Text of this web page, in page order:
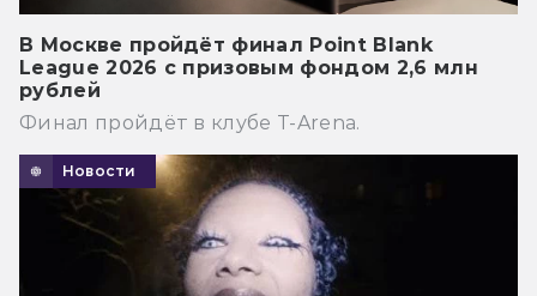
В Москве пройдёт финал Point Blank
League 2026 с призовым фондом 2,6 млн
рублей
Финал пройдёт в клубе T-Arena.
Новости